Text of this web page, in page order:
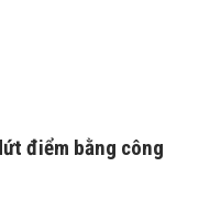
điểm bằng công